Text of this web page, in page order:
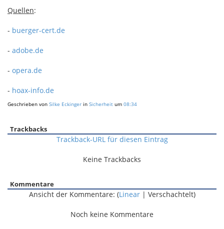
Quellen:
- buerger-cert.de
- adobe.de
- opera.de
- hoax-info.de
Geschrieben von Silke Eckinger in Sicherheit um 08:34
Trackbacks
Trackback-URL für diesen Eintrag
Keine Trackbacks
Kommentare
Ansicht der Kommentare: (Linear| Verschachtelt)
Noch keine Kommentare